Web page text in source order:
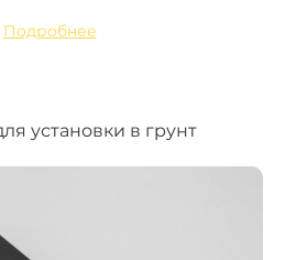
Подробнее
установки в грунт